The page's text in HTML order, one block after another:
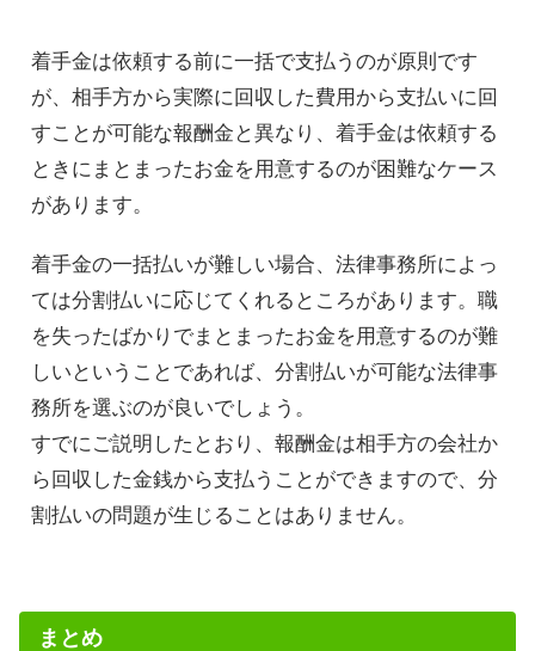
着手金は依頼する前に一括で支払うのが原則です
が、相手方から実際に回収した費用から支払いに回
すことが可能な報酬金と異なり、着手金は依頼する
ときにまとまったお金を用意するのが困難なケース
があります。
着手金の一括払いが難しい場合、法律事務所によっ
ては分割払いに応じてくれるところがあります。職
を失ったばかりでまとまったお金を用意するのが難
しいということであれば、分割払いが可能な法律事
務所を選ぶのが良いでしょう。
すでにご説明したとおり、報酬金は相手方の会社か
ら回収した金銭から支払うことができますので、分
割払いの問題が生じることはありません。
まとめ